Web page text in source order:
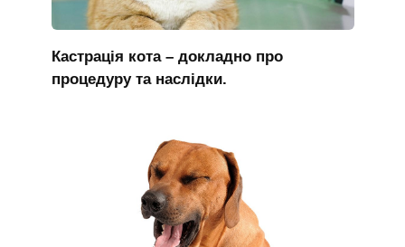
Кастрація кота – докладно про
процедуру та наслідки.